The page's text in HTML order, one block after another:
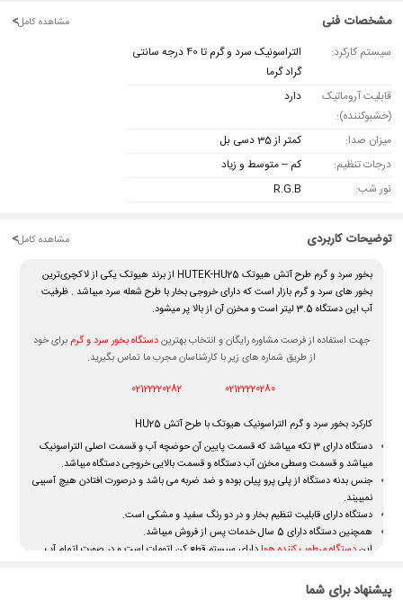
مشخصات فنی مشاهده کامل<
سیستم کارکرد:
التراسونیک سرد و گرم تا 40 درجه سانتی
گراد گرما
قابلیت آروماتیک
(خشبوکننده):
دارد
میزان صدا:
کمتر از 35 دسی بل
درجات تنظیم:
کم – متوسط و زیاد
نور شب:
R.G.B
توضیحات کاربردی مشاهده کامل<
بخور سرد و گرم طرح آتش هیوتک HUTEK-HU25 از برند هیوتک یکی از لاکچری‌ترین
بخور های سرد و گرم بازار است که دارای خروجی بخار با طرح شعله سرد میباشد . ظرفیت
آب این دستگاه 3.5 لیتر است و مخزن آن از بالا پر میشود.
جهت استفاده از فرصت مشاوره رایگان و انتخاب بهتریندستگاه بخور سرد و گرم برای خود
از طریق شماره های زیر با کارشناسان مجرب ما تماس بگیرید.
02122220280
02122220282
کارکرد بخور سرد و گرم التراسونیک هیوتک با طرح آتش HU25
دستگاه دارای 3 تکه میباشد که قسمت پایین آن حوضچه آب و قسمت اصلی التراسونیک
میباشد و قسمت وسطی مخزن آب دستگاه و قسمت بالایی خروجی دستگاه میباشد.
جنس بدنه دستگاه از پلی پرو پیلن بوده و ضد ضربه می باشد و درصورت افتادن هیچ آسیبی
نمیبیند.
دستگاه دارای قابلیت تنظیم بخار و در دو رنگ سفید و مشکی است.
همچنین دستگاه دارای 5 سال خدمات پس از فروش میباشد.
ایندستگاه مرطوب کننده هوادارای سیستم قطع کن اتومات است و در صورت اتمام آب
ساعت نیازی به پر کردن مخزن نیست .
پیشنهاد برای شما